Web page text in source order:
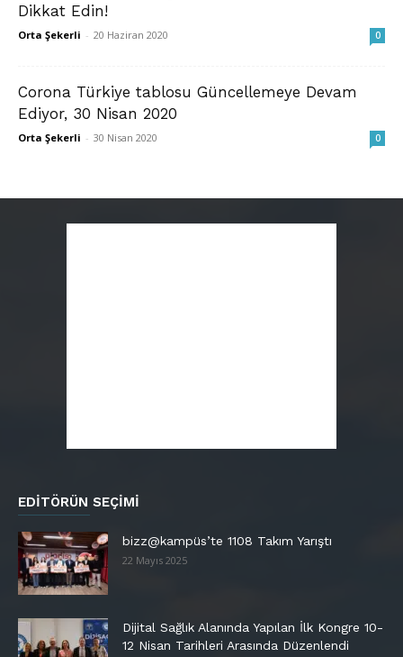
Dikkat Edin!
Orta Şekerli - 20 Haziran 2020 0
Corona Türkiye tablosu Güncellemeye Devam
Ediyor, 30 Nisan 2020
Orta Şekerli - 30 Nisan 2020 0
EDITÖRÜN SEÇIMI
bizz@kampüs’te 1108 Takım Yarıştı
22 Mayıs 2025
Dijital Sağlık Alanında Yapılan İlk Kongre 10-
12 Nisan Tarihleri Arasında Düzenlendi